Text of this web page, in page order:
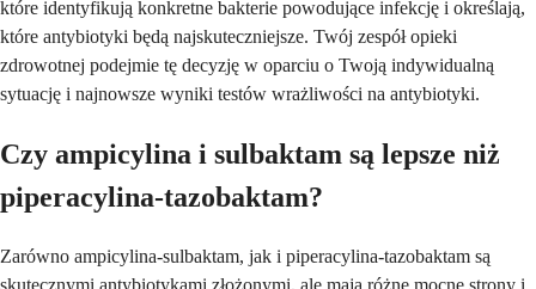
które identyfikują konkretne bakterie powodujące infekcję i określają,
które antybiotyki będą najskuteczniejsze. Twój zespół opieki
zdrowotnej podejmie tę decyzję w oparciu o Twoją indywidualną
sytuację i najnowsze wyniki testów wrażliwości na antybiotyki.
Czy ampicylina i sulbaktam są lepsze niż
piperacylina-tazobaktam?
Zarówno ampicylina-sulbaktam, jak i piperacylina-tazobaktam są